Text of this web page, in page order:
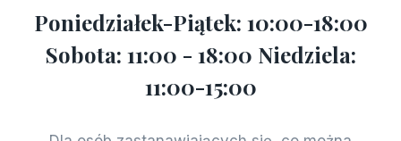
Poniedziałek-Piątek: 10:00-18:00
Sobota: 11:00 - 18:00 Niedziela:
11:00-15:00